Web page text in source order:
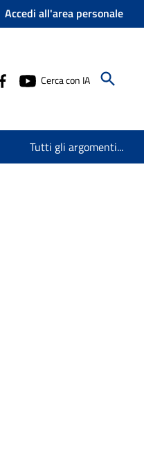
Accedi all'area personale
Cerca con IA
Tutti gli argomenti...